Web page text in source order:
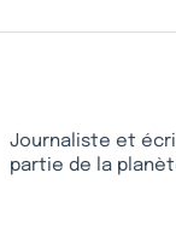
Journaliste et
partie de la